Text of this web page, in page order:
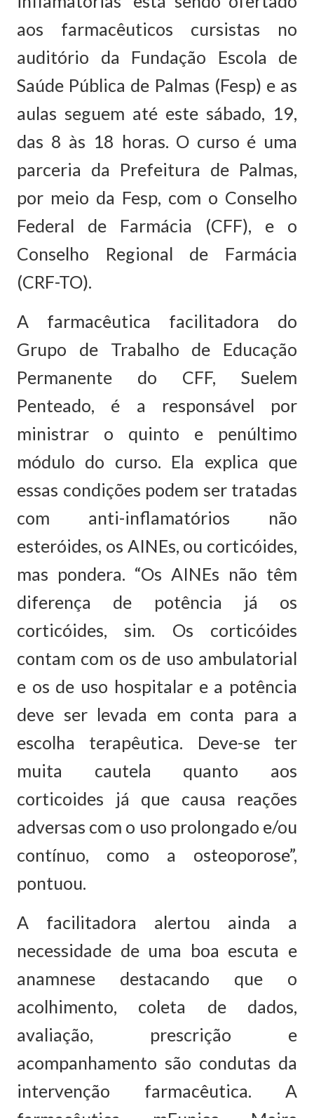
aos farmacêuticos cursistas no
auditório da Fundação Escola de
Saúde Pública de Palmas (Fesp) e as
aulas seguem até este sábado, 19,
das 8 às 18 horas. O curso é uma
parceria da Prefeitura de Palmas,
por meio da Fesp, com o Conselho
Federal de Farmácia (CFF), e o
Conselho Regional de Farmácia
(CRF-TO).
A farmacêutica facilitadora do
Grupo de Trabalho de Educação
Permanente do CFF, Suelem
Penteado, é a responsável por
ministrar o quinto e penúltimo
módulo do curso. Ela explica que
essas condições podem ser tratadas
com anti-inflamatórios não
esteróides, os AINEs, ou corticóides,
mas pondera. “Os AINEs não têm
diferença de potência já os
corticóides, sim. Os corticóides
contam com os de uso ambulatorial
e os de uso hospitalar e a potência
deve ser levada em conta para a
escolha terapêutica. Deve-se ter
muita cautela quanto aos
corticoides já que causa reações
adversas com o uso prolongado e/ou
contínuo, como a osteoporose”,
pontuou.
A facilitadora alertou ainda a
necessidade de uma boa escuta e
anamnese destacando que o
acolhimento, coleta de dados,
avaliação, prescrição e
acompanhamento são condutas da
intervenção farmacêutica. A